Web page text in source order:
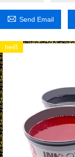
 Send Email
heiß